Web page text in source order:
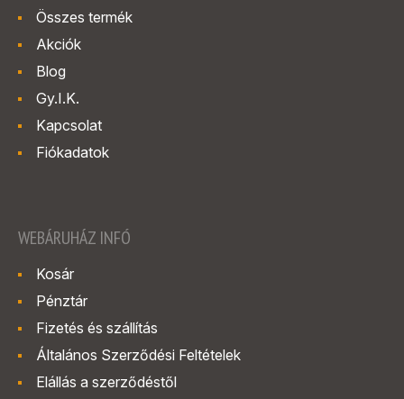
Összes termék
Akciók
Blog
Gy.I.K.
Kapcsolat
Fiókadatok
WEBÁRUHÁZ INFÓ
Kosár
Pénztár
Fizetés és szállítás
Általános Szerződési Feltételek
Elállás a szerződéstől